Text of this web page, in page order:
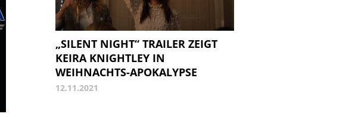
„SILENT NIGHT“ TRAILER ZEIGT
KEIRA KNIGHTLEY IN
WEIHNACHTS-APOKALYPSE
12.11.2021